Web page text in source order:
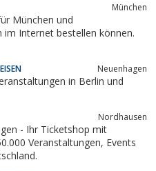
München
München und
Neuenhagen
in Berlin und
Nordhausen
- Ihr Ticketshop mit